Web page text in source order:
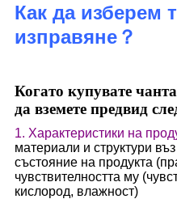
Как да изберем
изправяне？
Когато купувате
да вземете предвид
1. Характеристики на
материали и структури
състояние на продукта
чувствителността му
кислород, влажност)